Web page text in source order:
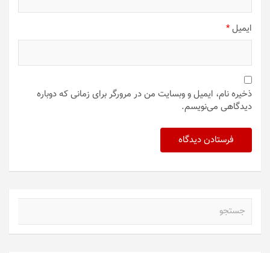
ایمیل*
ذخیره نام، ایمیل و وبسایت من در مرورگر برای زمانی که دوباره
دیدگاهی می‌نویسم.